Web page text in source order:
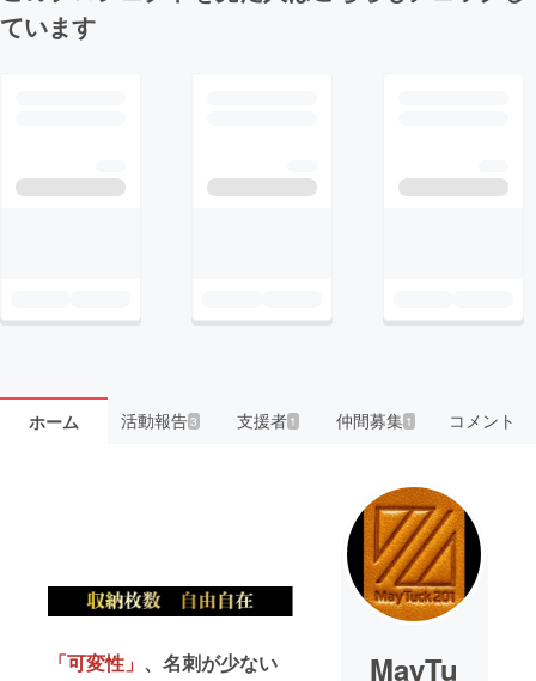
ています
ホーム 活動報告3 支援者 1 仲間募集 1 コメント
「可変性」 、名刺が少ない
MayTu